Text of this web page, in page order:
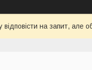
на запит, але